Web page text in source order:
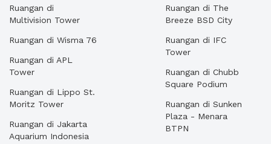
Ruangan di
Multivision Tower
Ruangan di Wisma 76
Ruangan di APL
Tower
Ruangan di Lippo St.
Moritz Tower
Ruangan di Jakarta
Aquarium Indonesia
Ruangan di The
Breeze BSD City
Ruangan di IFC
Tower
Ruangan di Chubb
Square Podium
Ruangan di Sunken
Plaza - Menara
BTPN